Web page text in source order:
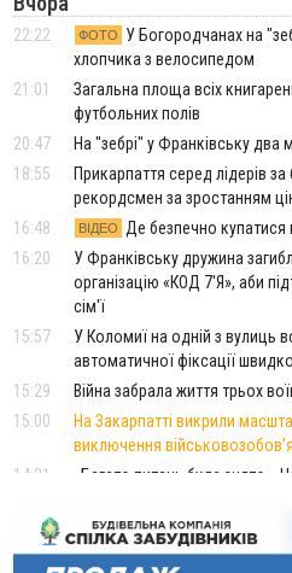
22:22 ФОТО
У Богородчанах на
хлопчика з велосипедом
21:01
Загальна площа всіх
футбольних полів
20:47
На "зебрі" у Франківську два
18:55
Прикарпаття серед лідерів
рекордсмен за зростанням
16:48
ВІДЕО Де безпечно купатися
16:20
У Франківську дружина
організацію «КОД 7'Я», аби
сім'ї
15:57
У Коломиї на одній з вулиць
автоматичної фіксації
15:29
Війна забрала життя трьох
15:00
На Закарпатті викрили
виключення
14:31
«Багато питань буде знято».
Яремче обговорили, як
Карпатах
13:54
5 «тихих» хвороб, які